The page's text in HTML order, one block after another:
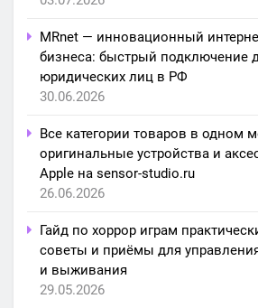
MRnet — инновационный
бизнеса: быстрый подключение
юридических лиц в РФ
30.06.2026
Все категории товаров в одном
оригинальные устройства и
Apple на sensor-studio.ru
26.06.2026
Гайд по хоррор играм
советы и приёмы для
и выживания
29.05.2026